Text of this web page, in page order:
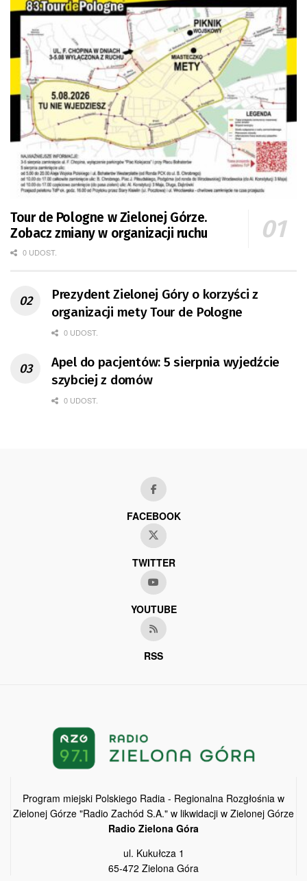
Tour de Pologne w Zielonej Górze.
Zobacz zmiany w organizacji ruchu
0 UDOST.
Prezydent Zielonej Góry o korzyści z
organizacji mety Tour de Pologne
0 UDOST.
Apel do pacjentów: 5 sierpnia wyjedźcie
szybciej z domów
0 UDOST.
FACEBOOK
TWITTER
YOUTUBE
RSS
Program miejski Polskiego Radia - Regionalna Rozgłośnia w
Zielonej Górze "Radio Zachód S.A." w likwidacji w Zielonej Górze
Radio Zielona Góra
ul. Kukułcza 1
65-472 Zielona Góra